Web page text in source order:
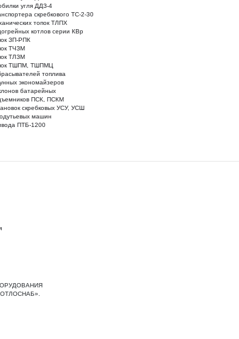
угля ДДЗ-4
скребкового ТС-2-30
топок ТЛПХ
котлов серии КВр
ЗП-РПК
ТЧЗМ
ТЛЗМ
ТШПМ, ТШПМЦ
топлива
экономайзеров
батарейных
ПСК, ПСКМ
скребковых УСУ, УСШ
машин
ПТБ-1200